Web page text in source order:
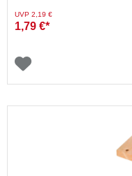
Preis reduziert von
UVP 2,19 €auf
1,79 €*